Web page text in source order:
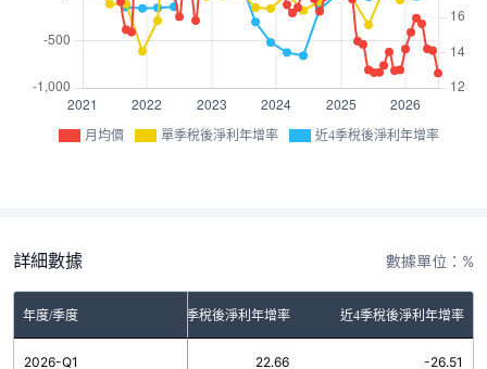
月均價 單季稅後淨利年增率 近4季稅後淨利年增率
詳細數據 數據單位：%
年度/季度 單季稅後淨利年增率 近4季稅後淨利年增率
2026-Q1 22.66 -26.51